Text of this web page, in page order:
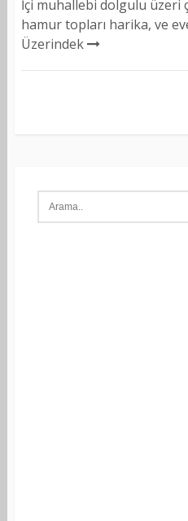
İçi muhallebi dolgulu üzeri
hamur topları harika, ve
Üzerindek